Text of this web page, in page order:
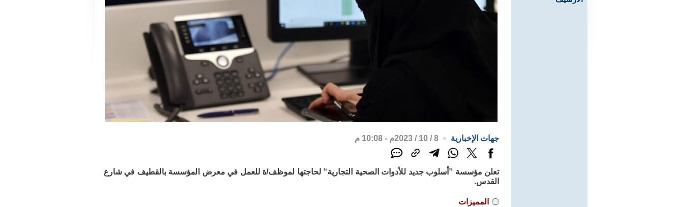
جهات الإخبارية 8 / 10 / 2023م - 10:08 م
تعلن مؤسسة ”أسلوب جديد للأدوات الصحية التجارية“ لحاجتها لموظف/ة للعمل في معرض المؤسسة بالقطيف في شارع
القدس.
المميزات